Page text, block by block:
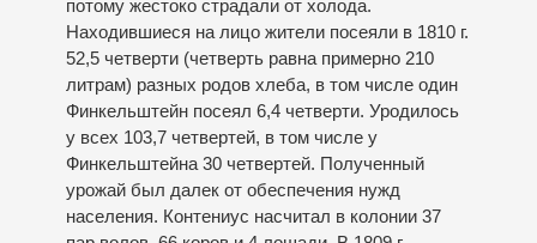
потому жестоко страдали от холода.
Находившиеся на лицо жители посеяли в 1810 г.
52,5 четверти (четверть равна примерно 210
литрам) разных родов хлеба, в том числе один
Финкельштейн посеял 6,4 четверти. Уродилось
у всех 103,7 четвертей, в том числе у
Финкельштейна 30 четвертей. Полученный
урожай был далек от обеспечения нужд
населения. Контениус насчитал в колонии 37